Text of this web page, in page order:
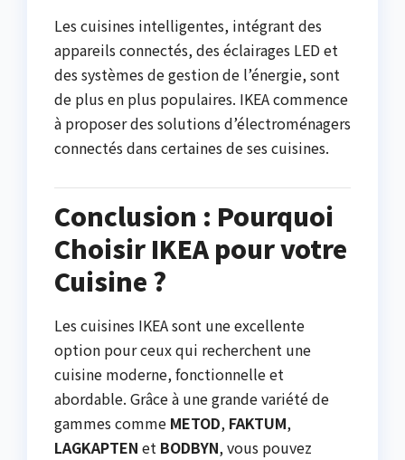
Les cuisines intelligentes, intégrant des
appareils connectés, des éclairages LED et
des systèmes de gestion de l’énergie, sont
de plus en plus populaires. IKEA commence
à proposer des solutions d’électroménagers
connectés dans certaines de ses cuisines.
Conclusion : Pourquoi
Choisir IKEA pour votre
Cuisine ?
Les cuisines IKEA sont une excellente
option pour ceux qui recherchent une
cuisine moderne, fonctionnelle et
abordable. Grâce à une grande variété de
gammes comme METOD, FAKTUM,
LAGKAPTEN et BODBYN, vous pouvez